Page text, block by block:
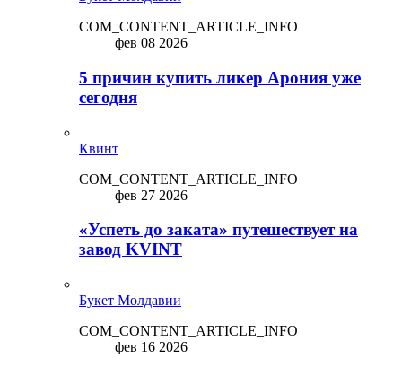
COM_CONTENT_ARTICLE_INFO
фев 08 2026
5 причин купить ликep Арония уже
сегодня
Квинт
COM_CONTENT_ARTICLE_INFO
фев 27 2026
«Успеть до заката» путешествует на
завод KVINT
Букет Молдавии
COM_CONTENT_ARTICLE_INFO
фев 16 2026